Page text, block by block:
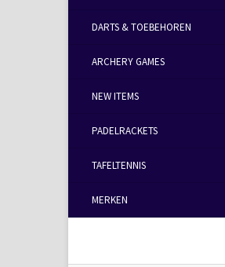
DARTS & TOEBEHOREN
ARCHERY GAMES
NEW ITEMS
PADELRACKETS
TAFELTENNIS
MERKEN